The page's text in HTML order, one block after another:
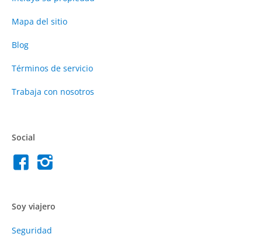
Mapa del sitio
Blog
Términos de servicio
Trabaja con nosotros
Social
Soy viajero
Seguridad